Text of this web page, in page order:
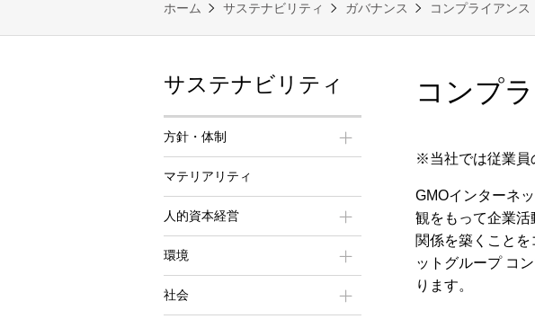
ホーム サステナビリティ ガバナンス コンプライアンス
サステナビリティ
方針・体制
マテリアリティ
人的資本経営
環境
社会
コンプ
※当社では従業員
GMOインターネ
観をもって企業
関係を築くこと
ットグループ コ
ります。